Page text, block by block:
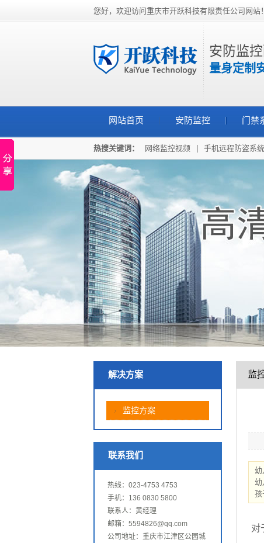
您好，欢迎访问重庆市开跃科技有限责任公司网站！
安防监
量身定制
网站首页 安防监控 门禁
热搜关键词： 网络监控视频 手机远程防盗系统
解决方案
监控方案
联系我们
热线：023-4753 4753
手机：136 0830 5800
联系人：黄经理
邮箱：5594826@qq.com
公司地址：重庆市江津区公园城
监
孩
对